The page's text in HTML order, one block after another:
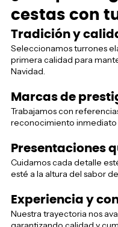
cestas con
Tradición y
Seleccionamos turrones
primera calidad para
Navidad.
Marcas de
Trabajamos con
reconocimiento inmediato
Presentaciones
Cuidamos cada detalle
esté a la altura del sabor
Experiencia y
Nuestra trayectoria nos